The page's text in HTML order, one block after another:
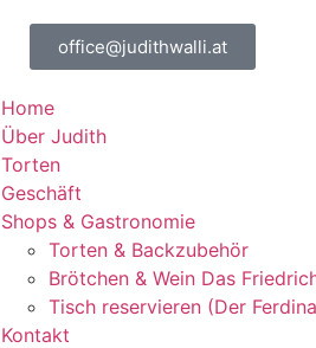
office@judithwalli.at
Home
Über Judith
Torten
Geschäft
Shops & Gastronomie
Torten & Backzubehör
Brötchen & Wein Das
Tisch reservieren (Der
Kontakt